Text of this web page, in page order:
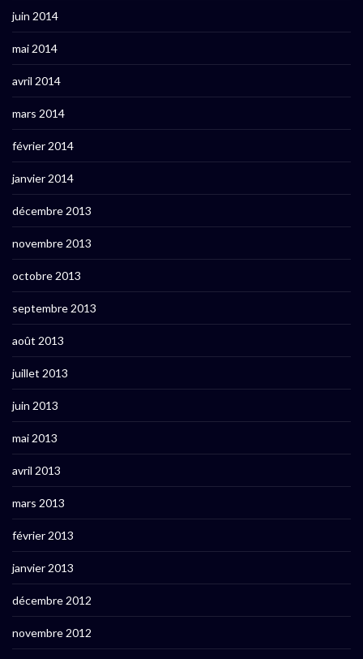
juin 2014
mai 2014
avril 2014
mars 2014
février 2014
janvier 2014
décembre 2013
novembre 2013
octobre 2013
septembre 2013
août 2013
juillet 2013
juin 2013
mai 2013
avril 2013
mars 2013
février 2013
janvier 2013
décembre 2012
novembre 2012